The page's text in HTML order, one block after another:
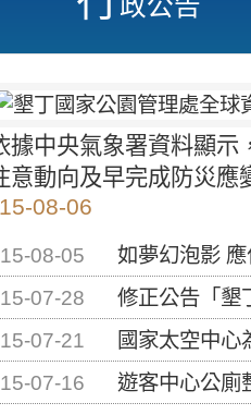
據中央氣象署資料顯示
意動向及早完成防災應
08-06
08-05
如夢幻泡影
07-28
修正公告「墾丁國家公
07-21
國家太空中心為辦理
07-16
遊客中心公廁